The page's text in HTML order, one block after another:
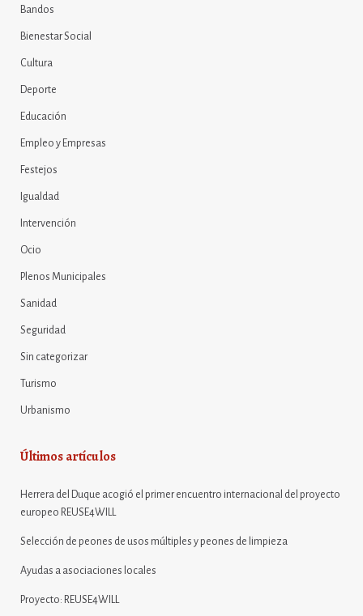
Bandos
Bienestar Social
Cultura
Deporte
Educación
Empleo y Empresas
Festejos
Igualdad
Intervención
Ocio
Plenos Municipales
Sanidad
Seguridad
Sin categorizar
Turismo
Urbanismo
Últimos artículos
Herrera del Duque acogió el primer encuentro internacional del proyecto
europeo REUSE4WILL
Selección de peones de usos múltiples y peones de limpieza
Ayudas a asociaciones locales
Proyecto: REUSE4WILL